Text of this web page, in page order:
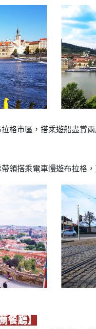
格市區，搭乘遊船盡賞
領搭乘電車慢遊布拉格
餐廳】